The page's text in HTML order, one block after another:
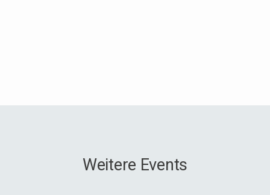
Weitere Events